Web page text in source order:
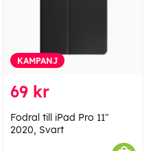
KAMPANJ
69 kr
Fodral till iPad Pro 11"
2020, Svart